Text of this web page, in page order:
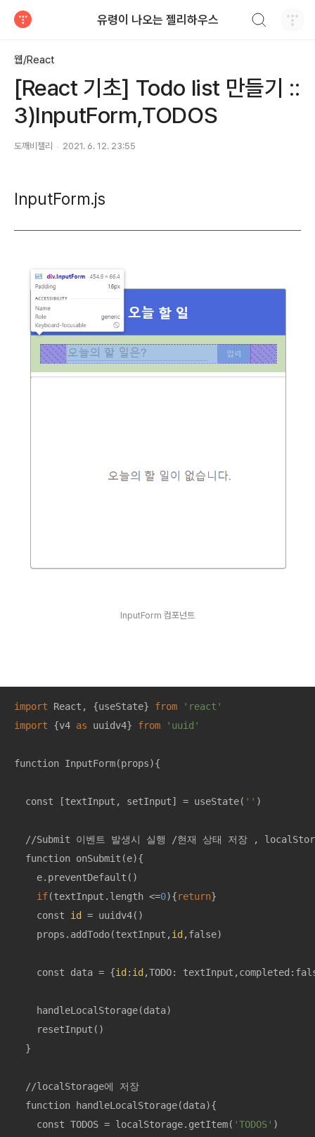
유령이 나오는 젤리하우스
웹/React
[React 기초] Todo list 만들기 ::
3)InputForm,TODOS
도깨비젤리 2021. 6. 12. 23:55
InputForm.js
InputForm 컴포넌트
import React, {useState} from
'react'
import {v4 as uuidv4} from 'uuid'
function InputForm(props){
  const [textInput, setInput] = useState(
'' )
//Submit 이벤트 발생시 실행 /현재 상태 저장 ,
  function onSubmit(e){
    e.preventDefault()
if(textInput.length <=0){return}
    const
id
= uuidv4()
    props.addTodo(textInput,
id ,false)
    const data = {
id : id ,TODO:
    handleLocalStorage(data)
    resetInput()
  }
  //localStorage에 저장
  function handleLocalStorage(data){
    const TODOS = localStorage.getItem(
'TODOS' )